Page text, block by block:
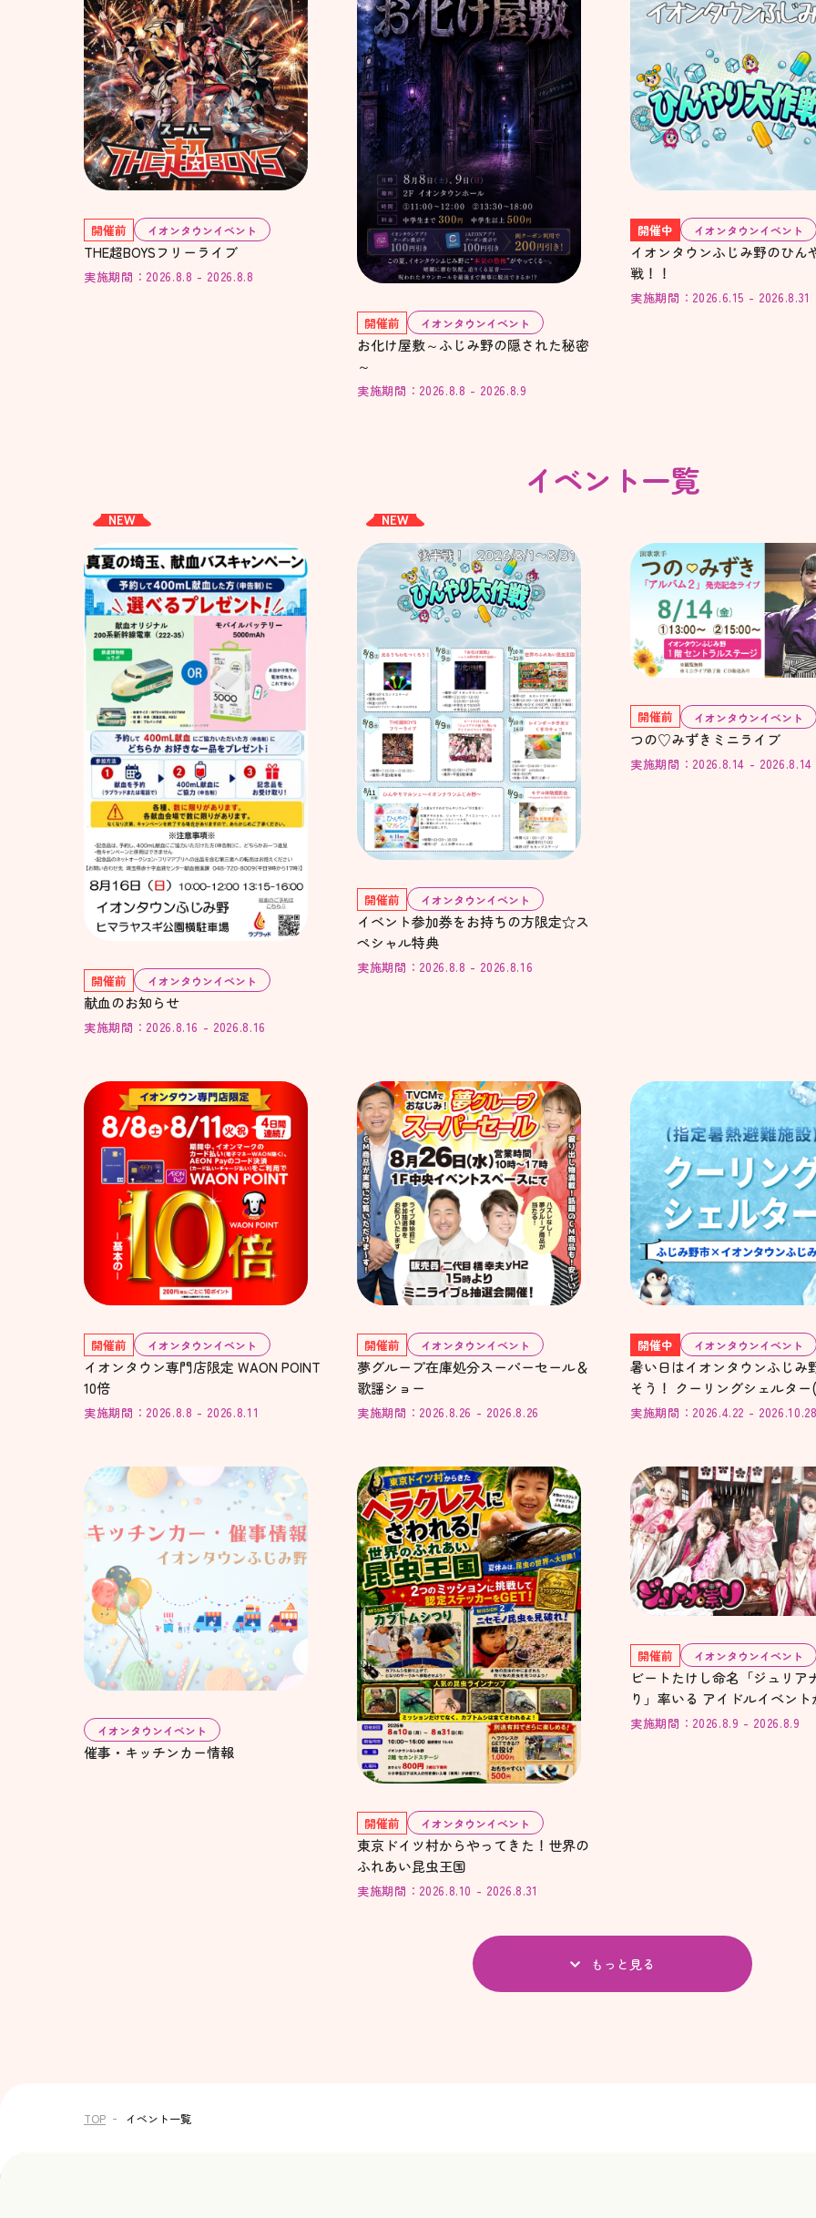
開催前 イオンタウンイベント
THE超BOYSフリーライブ
実施期間：2026.8.8 - 2026.8.8
開催前 イオンタウンイベント
お化け屋敷～ふじみ野の隠された秘密
～
実施期間：2026.8.8 - 2026.8.9
開催中 イオンタウンイベント
イオンタウンふじみ野のひん
戦！！
実施期間：2026.6.15 - 2026.8.31
イベント一覧
NEW
開催前 イオンタウンイベント
献血のお知らせ
実施期間：2026.8.16 - 2026.8.16
NEW
開催前 イオンタウンイベント
イベント参加券をお持ちの方限定☆ス
ペシャル特典
実施期間：2026.8.8 - 2026.8.16
開催前 イオンタウンイベント
つの♡みずきミニライブ
実施期間：2026.8.14 - 2026.8.14
開催前 イオンタウンイベント
イオンタウン専門店限定 WAON POINT
10倍
実施期間：2026.8.8 - 2026.8.11
開催前 イオンタウンイベント
夢グループ在庫処分スーパーセール＆
歌謡ショー
実施期間：2026.8.26 - 2026.8.26
開催中 イオンタウンイベント
暑い日はイオンタウンふじみ
そう！ クーリングシェルタ
熱避難施設)
実施期間：2026.4.22 -
イオンタウンイベント
催事・キッチンカー情報
開催前 イオンタウンイベント
東京ドイツ村からやってきた！世界の
ふれあい昆虫王国
実施期間：2026.8.10 - 2026.8.31
開催前 イオンタウンイベント
ビートたけし命名「ジュリア
り」率いる アイドルイベン
実施期間：2026.8.9 - 2026.8.9
もっと見る
TOP イベント一覧